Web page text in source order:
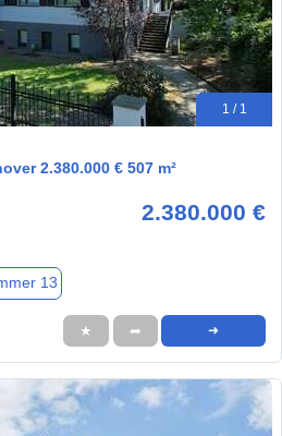
1 / 1
2.380.000 € 507 m²
2.380.000 €
13
★ ➦ ➜